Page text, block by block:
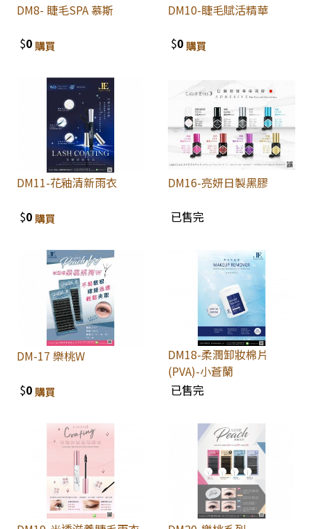
DM8- 睫毛SPA 慕斯
$0 購買
DM10-睫毛賦活精華
$0 購買
DM11-花釉清新雨衣
$0購買
DM16-亮妍日製黑膠
已售完
DM-17 樂桃W
$0 購買
DM18-柔潤卸妝棉片
(PVA)-小蒼蘭
已售完